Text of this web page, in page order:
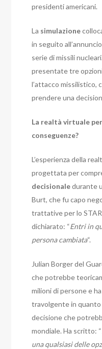
presidenti americani.
La simulazione
in seguito
serie di missili
presentate tre
l’attacco missilistico,
prendere una
La realtà virtuale
conseguenze?
L’esperienza della
progettata per
decisionaledurante
Burt, che fu capo
trattative per lo
dichiarato: “Entri in
persona cambiata“.
Julian Borger del
che potrebbe
milioni di persone e
travolgente in
decisione che
mondiale. Ha scritto: “
una qualsiasi delle